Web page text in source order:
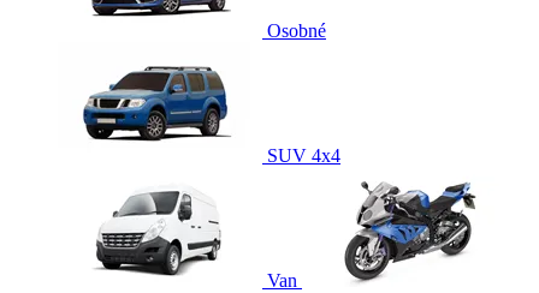
Osobné
SUV 4x4
Van